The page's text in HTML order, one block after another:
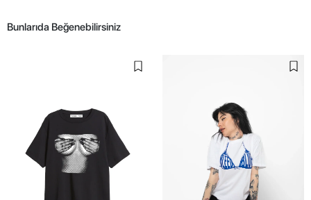
Bunlarıda Beğenebilirsiniz